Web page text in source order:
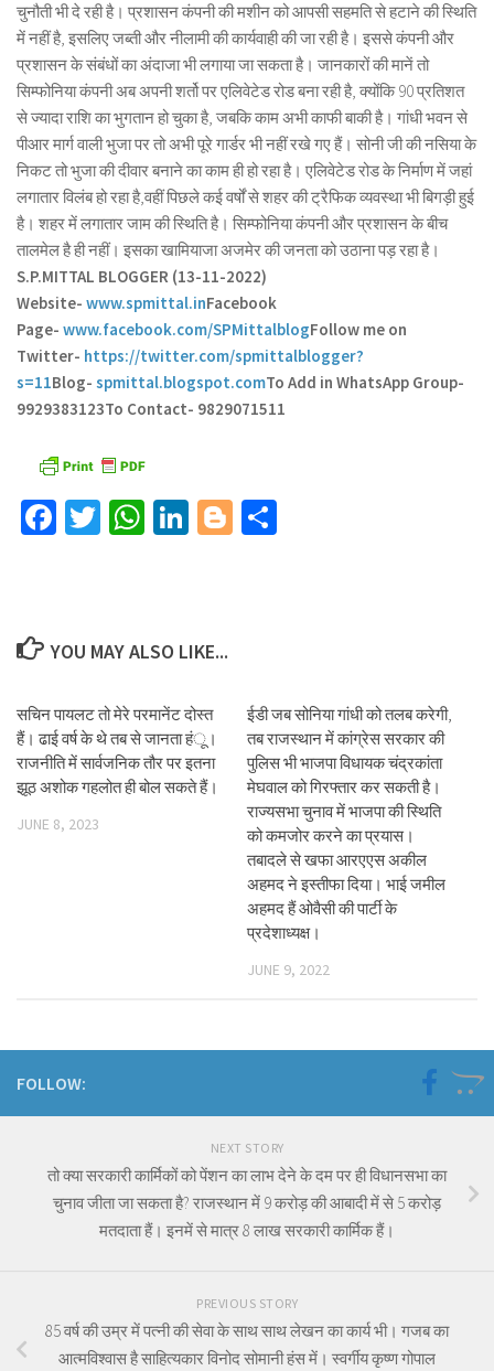
चुनौती भी दे रही है। प्रशासन कंपनी की मशीन को आपसी सहमति से हटाने की स्थिति
में नहीं है, इसलिए जब्ती और नीलामी की कार्यवाही की जा रही है। इससे कंपनी और
प्रशासन के संबंधों का अंदाजा भी लगाया जा सकता है। जानकारों की मानें तो
सिम्फोनिया कंपनी अब अपनी शर्तो पर एलिवेटेड रोड बना रही है, क्योंकि 90 प्रतिशत
से ज्यादा राशि का भुगतान हो चुका है, जबकि काम अभी काफी बाकी है। गांधी भवन से
पीआर मार्ग वाली भुजा पर तो अभी पूरे गार्डर भी नहीं रखे गए हैं। सोनी जी की नसिया के
निकट तो भुजा की दीवार बनाने का काम ही हो रहा है। एलिवेटेड रोड के निर्माण में जहां
लगातार विलंब हो रहा है,वहीं पिछले कई वर्षों से शहर की ट्रैफिक व्यवस्था भी बिगड़ी हुई
है। शहर में लगातार जाम की स्थिति है। सिम्फोनिया कंपनी और प्रशासन के बीच
तालमेल है ही नहीं। इसका खामियाजा अजमेर की जनता को उठाना पड़ रहा है।
S.P.MITTAL BLOGGER (13-11-2022)
Website- www.spmittal.inFacebook
Page- www.facebook.com/SPMittalblogFollow me on
Twitter- https://twitter.com/spmittalblogger?
s=11Blog- spmittal.blogspot.comTo Add in WhatsApp Group-
9929383123To Contact- 9829071511
Facebook
TwitterWhatsApp
LinkedIn
Blogger
YOU MAY ALSO LIKE...
सचिन पायलट तो मेरे परमानेंट दोस्त
हैं। ढाई वर्ष के थे तब से जानता हंू।
राजनीति में सार्वजनिक तौर पर इतना
झूठ अशोक गहलोत ही बोल सकते हैं।
JUNE 8, 2023
ईडी जब सोनिया गांधी को तलब करेगी,
तब राजस्थान में कांग्रेस सरकार की
पुलिस भी भाजपा विधायक चंद्रकांता
मेघवाल को गिरफ्तार कर सकती है।
राज्यसभा चुनाव में भाजपा की स्थिति
को कमजोर करने का प्रयास।
तबादले से खफा आरएएस अकील
अहमद ने इस्तीफा दिया। भाई जमील
अहमद हैं ओवैसी की पार्टी के
प्रदेशाध्यक्ष।
JUNE 9, 2022
FOLLOW:
NEXT STORY
तो क्या सरकारी कार्मिकों को पेंशन का लाभ देने के दम पर ही विधानसभा का
चुनाव जीता जा सकता है? राजस्थान में 9 करोड़ की आबादी में से 5 करोड़
मतदाता हैं। इनमें से मात्र 8 लाख सरकारी कार्मिक हैं।
PREVIOUS STORY
85 वर्ष की उम्र में पत्नी की सेवा के साथ साथ लेखन का कार्य भी। गजब का
आत्मविश्वास है साहित्यकार विनोद सोमानी हंस में। स्वर्गीय कृष्ण गोपाल